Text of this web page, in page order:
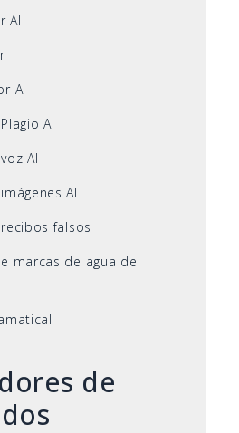
AI
AI
AI
AI
AI
falsos
marcas de agua de
de